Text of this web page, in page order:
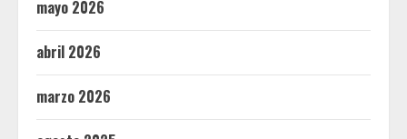
mayo 2026
abril 2026
marzo 2026